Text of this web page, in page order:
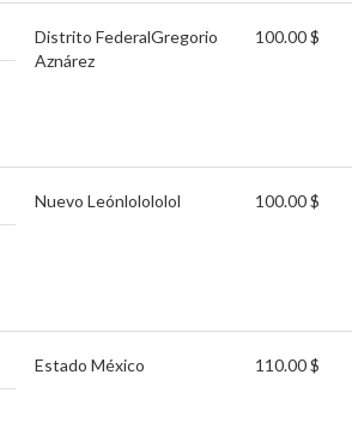
Distrito FederalGregorio
Aznárez
100.00 $
Nuevo Leónlolololol 100.00 $
Estado México 110.00 $